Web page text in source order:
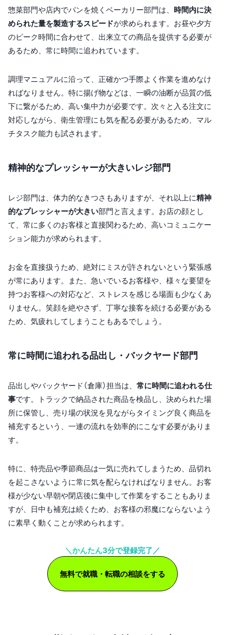
惣菜部門や店内でパンを焼くベーカリー部門は、 時間内に決
められた量を製造するスピードが求められます。お昼や夕方
のピーク時間に合わせて、出来立ての商品を提供する必要が
あるため、常に時間に追われています。
調理マニュアルに沿って、正確かつ手際よく作業を進めなけ
ればなりません。特に揚げ物などは、一瞬の油断が品質の低
下に繋がるため、高い集中力が必要です。次々と入る注文に
対応しながら、衛生管理にも気を配る必要があるため、マル
チタスク能力も試されます。
精神的なプレッシャーが大きいレジ部門
レジ部門は、体力的なきつさもありますが、それ以上に精神
的なプレッシャーが大きい部門と言えます。お店の顔とし
て、常に多くのお客様と直接関わるため、高いコミュニケー
ション能力が求められます。
お金を直接扱うため、絶対にミスが許されないという緊張感
が常にあります。また、急いでいるお客様や、様々な要望を
持つお客様への対応など、ストレスを感じる場面も少なくあ
りません。笑顔を絶やさず、丁寧な接客を続ける必要がある
ため、気疲れしてしまうこともあるでしょう。
常に時間に追われる品出し・バックヤード部門
品出しやバックヤード（倉庫）担当は、 常に時間に追われる仕
事です。トラックで納品された商品を検品し、決められた場
所に保管し、売り場の状況を見ながらタイミング良く商品を
補充するという、一連の流れを効率的にこなす必要がありま
す。
特に、特売品や季節商品は一気に売れてしまうため、品切れ
を起こさないように常に気を配らなければなりません。お客
様が少ない早朝や閉店後に集中して作業をすることもありま
すが、日中も補充は続くため、お客様の邪魔にならないよう
に素早く動くことが求められます。
＼かんたん3分で登録完了／
無料で就職・転職の相談をする